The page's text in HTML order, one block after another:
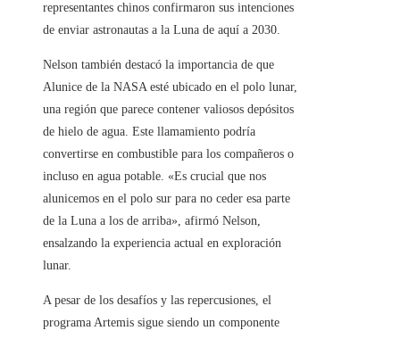
representantes chinos confirmaron sus intenciones
de enviar astronautas a la Luna de aquí a 2030.
Nelson también destacó la importancia de que
Alunice de la NASA esté ubicado en el polo lunar,
una región que parece contener valiosos depósitos
de hielo de agua. Este llamamiento podría
convertirse en combustible para los compañeros o
incluso en agua potable. «Es crucial que nos
alunicemos en el polo sur para no ceder esa parte
de la Luna a los de arriba», afirmó Nelson,
ensalzando la experiencia actual en exploración
lunar.
A pesar de los desafíos y las repercusiones, el
programa Artemis sigue siendo un componente